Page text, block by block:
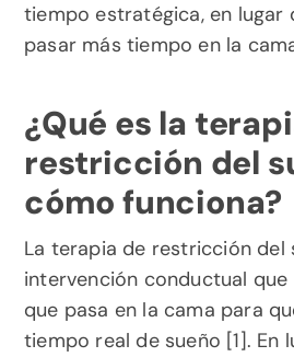
tiempo estratégica, en lugar
pasar más tiempo en la
¿Qué es la
restricción del
cómo funciona?
La terapia de restricción del
intervención conductual
que pasa en la cama para
tiempo real de sueño [1]. En